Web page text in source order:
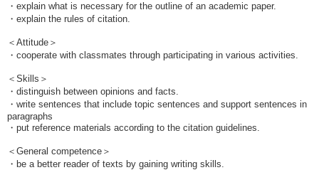
・explain what is necessary for the outline of an academic paper.
・explain the rules of citation.
＜Attitude＞
・cooperate with classmates through participating in various activities.
＜Skills＞
・distinguish between opinions and facts.
・write sentences that include topic sentences and support sentences in
paragraphs
・put reference materials according to the citation guidelines.
＜General competence＞
・be a better reader of texts by gaining writing skills.